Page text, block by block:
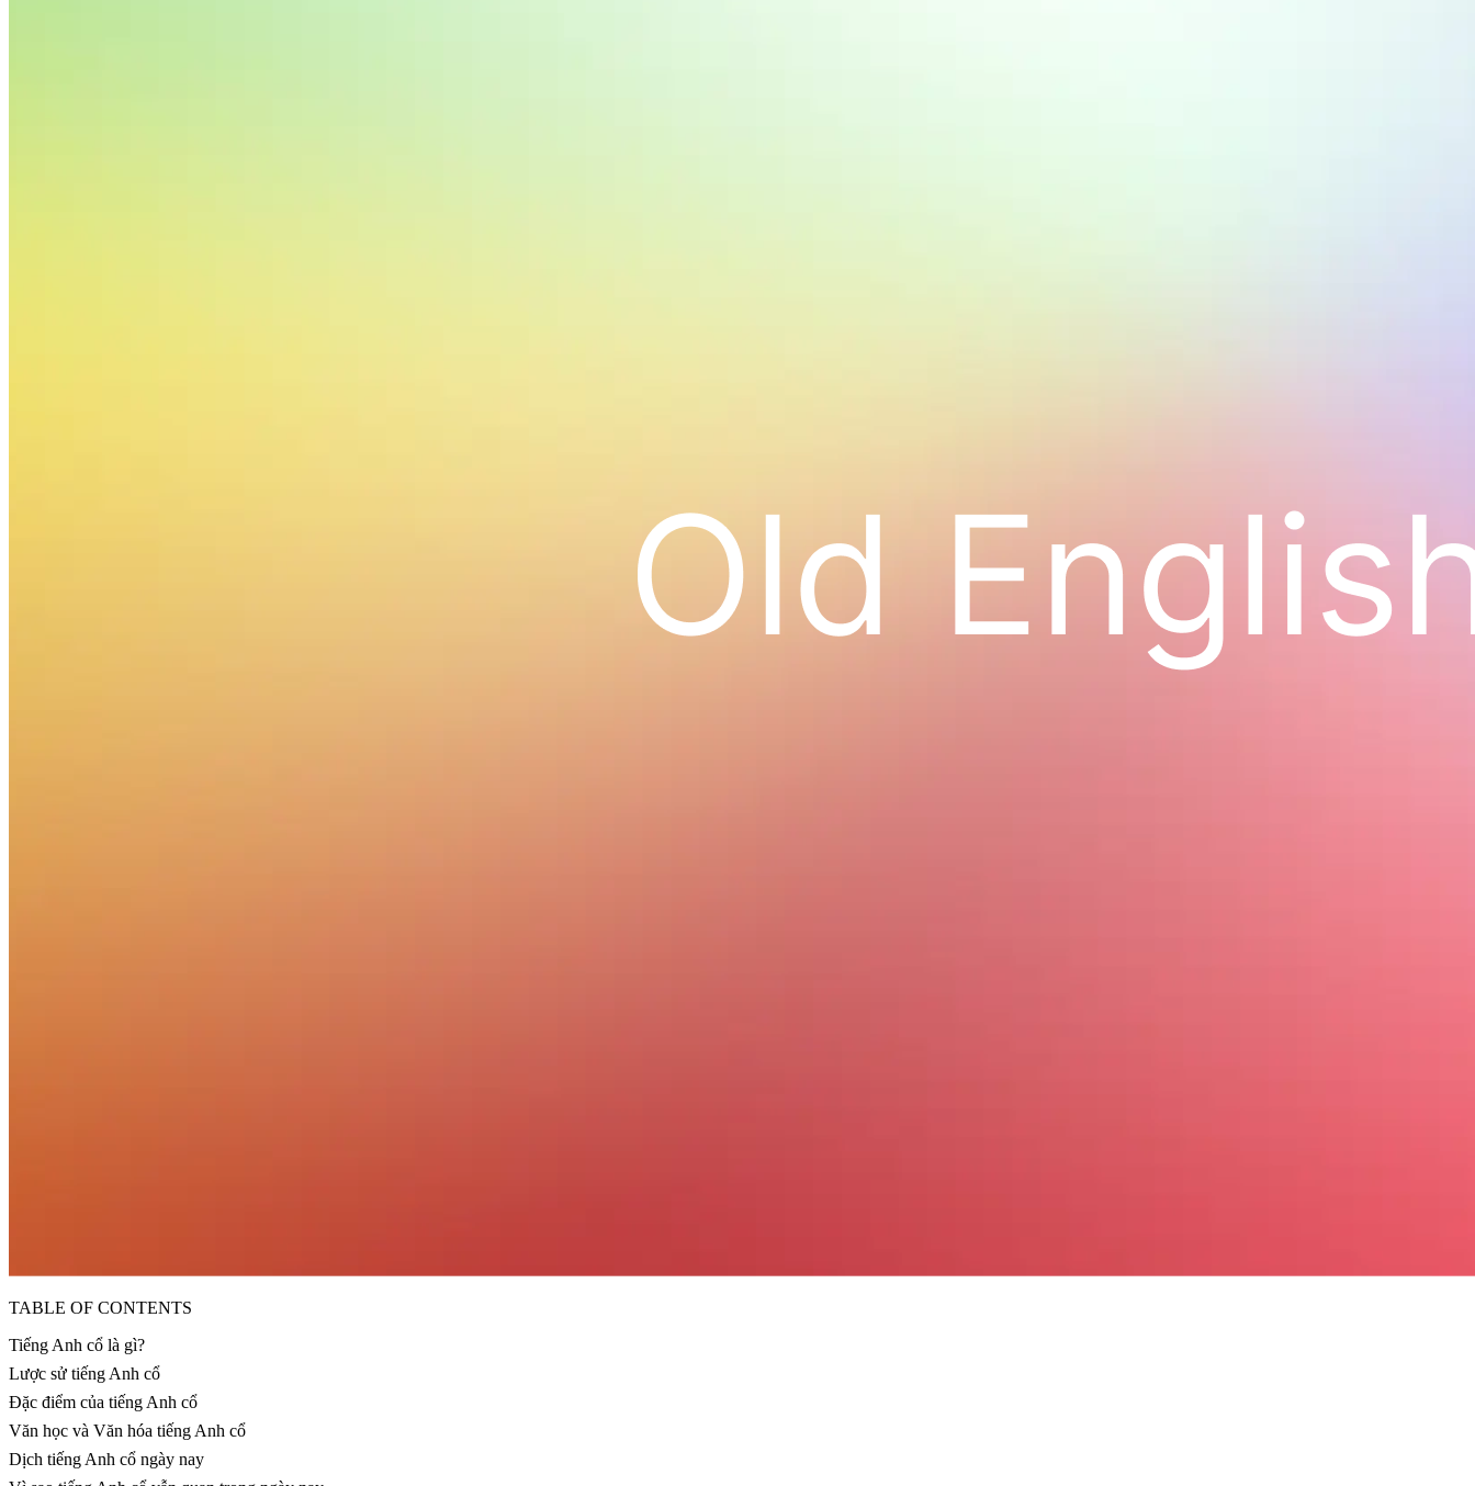
TABLE OF CONTENTS
Tiếng Anh cổ là gì?
Lược sử tiếng Anh cổ
Đặc điểm của tiếng Anh cổ
Văn học và Văn hóa tiếng Anh cổ
Dịch tiếng Anh cổ ngày nay